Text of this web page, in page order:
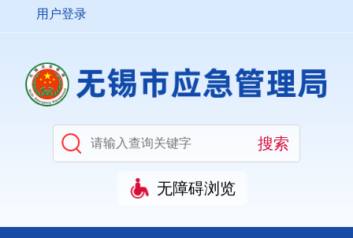
用户登录
无障碍浏览